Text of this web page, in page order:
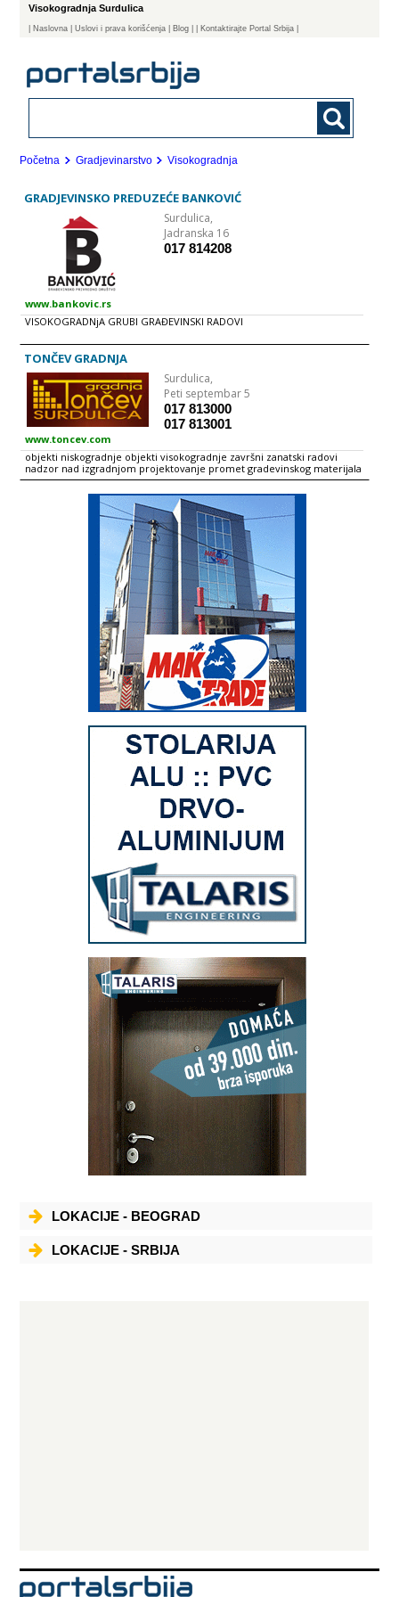
Visokogradnja Surdulica
Naslovna | Uslovi i prava korišćenja Blog | Kontaktirajte Portal Srbija |
Početna Gradjevinarstvo Visokogradnja
GRADJEVINSKO PREDUZEĆE BANKOVIĆ
Surdulica,
Jadranska 16
017 814208
www.bankovic.rs
VISOKOGRADNjA GRUBI GRAĐEVINSKI RADOVI
TONČEV GRADNJA
Surdulica,
Peti septembar 5
017 813000
017 813001
www.toncev.com
objekti niskogradnje objekti visokogradnje završni zanatski radovi
nadzor nad izgradnjom projektovanje promet gradevinskog materijala
izgradnja objekata po sistemu inženjeringa
LOKACIJE - BEOGRAD
LOKACIJE - SRBIJA